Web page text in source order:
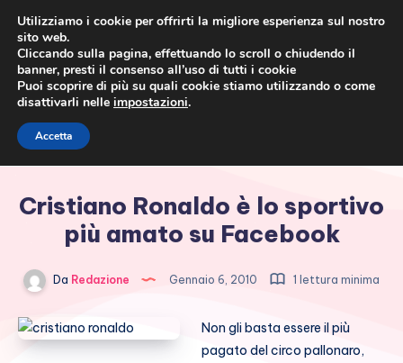
Cristiano Ronaldo è lo sportivo
più amato su Facebook
Da Redazione Gennaio 6, 2010 1 lettura minima
Non gli basta essere il più
pagato del circo pallonaro,
Utilizziamo i cookie per offrirti la migliore esperienza sul nostro
sito web.
Cliccando sulla pagina, effettuando lo scroll o chiudendo il
banner, presti il consenso all’uso di tutti i cookie
Puoi scoprire di più su quali cookie stiamo utilizzando o come
disattivarli nelle impostazioni.
Accetta